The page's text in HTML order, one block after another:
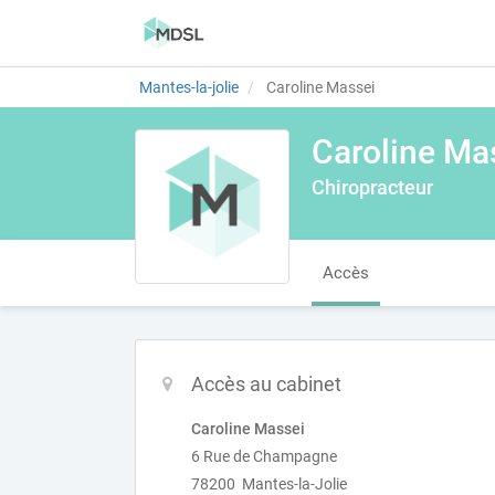
Mantes-la-jolie Caroline Massei
Caroline
Chiropracteur
Accès
Accès au cabinet
Caroline Massei
6 Rue de Champagne
78200 Mantes-la-Jolie